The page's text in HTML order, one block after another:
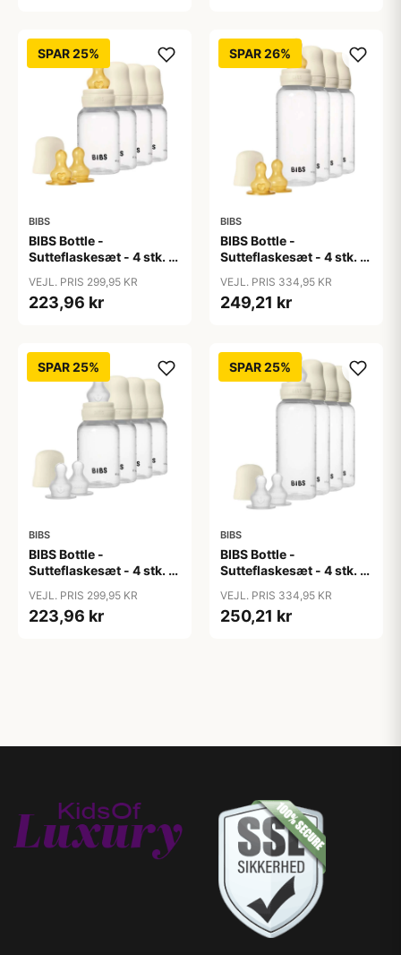
SPAR 25%
BIBS
BIBS Bottle -
Sutteflaskesæt - 4 stk. -
150ml - Ivory
VEJL. PRIS 299,95 KR
223,96 kr
SPAR 26%
BIBS
BIBS Bottle -
Sutteflaskesæt - 4 stk. -
270ml - Ivory
VEJL. PRIS 334,95 KR
249,21 kr
SPAR 25%
BIBS
BIBS Bottle -
Sutteflaskesæt - 4 stk. -
- Ivory
VEJL. PRIS 299,95 KR
223,96 kr
SPAR 25%
BIBS
BIBS Bottle -
Sutteflaskesæt - 4 stk. -
270ml - Ivory
VEJL. PRIS 334,95 KR
250,21 kr